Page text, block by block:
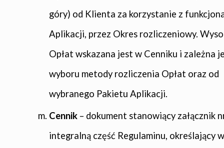
góry) od Klienta za korzystanie z
Aplikacji, przez Okres rozliczeniowy.
Opłat wskazana jest w Cenniku i zależna
wyboru metody rozliczenia Opłat oraz od
wybranego Pakietu Aplikacji.
Cennik– dokument stanowiący załącznik
integralną część Regulaminu, określający